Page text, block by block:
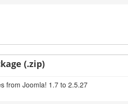
(.zip)
from Joomla! 1.7 to 2.5.27